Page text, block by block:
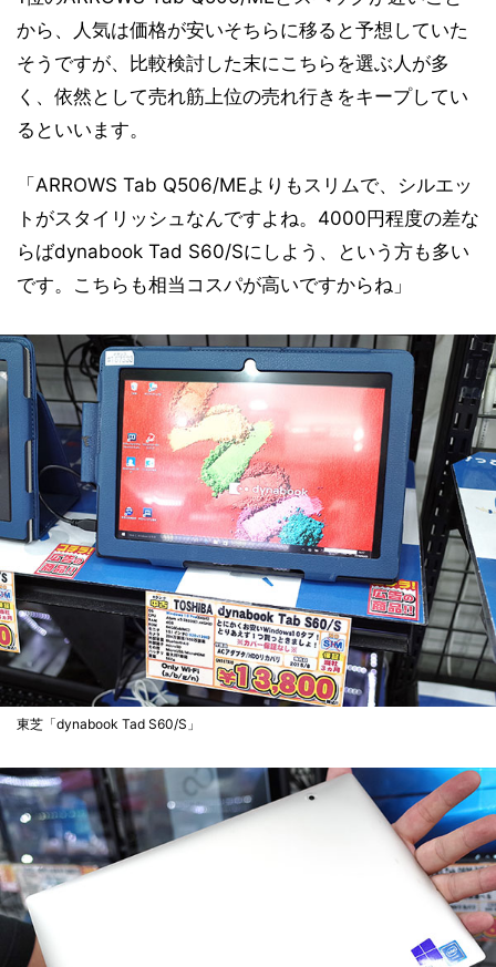
から、人気は価格が安いそちらに移ると予想していた
そうですが、比較検討した末にこちらを選ぶ人が多
く、依然として売れ筋上位の売れ行きをキープしてい
るといいます。
「ARROWS Tab Q506/MEよりもスリムで、シルエッ
トがスタイリッシュなんですよね。4000円程度の差な
らばdynabook Tad S60/Sにしよう、という方も多い
です。こちらも相当コスパが高いですからね」
東芝「dynabook Tad S60/S」